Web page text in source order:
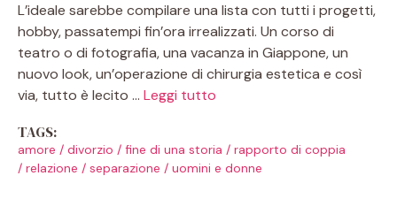
L’ideale sarebbe compilare una lista con tutti i progetti,
hobby, passatempi fin’ora irrealizzati. Un corso di
teatro o di fotografia, una vacanza in Giappone, un
nuovo look, un’operazione di chirurgia estetica e così
via, tutto è lecito … Leggi tutto
TAGS:
amore / divorzio / fine di una storia / rapporto di coppia
/ relazione / separazione / uomini e donne